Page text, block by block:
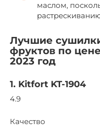
маслом,
Лучшие
фруктов по
2023 год
1. Kitfort KT-1904
4.9
Качество